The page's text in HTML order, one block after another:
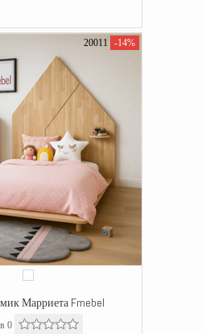
20011 -14%
Марриета Fmebel
0